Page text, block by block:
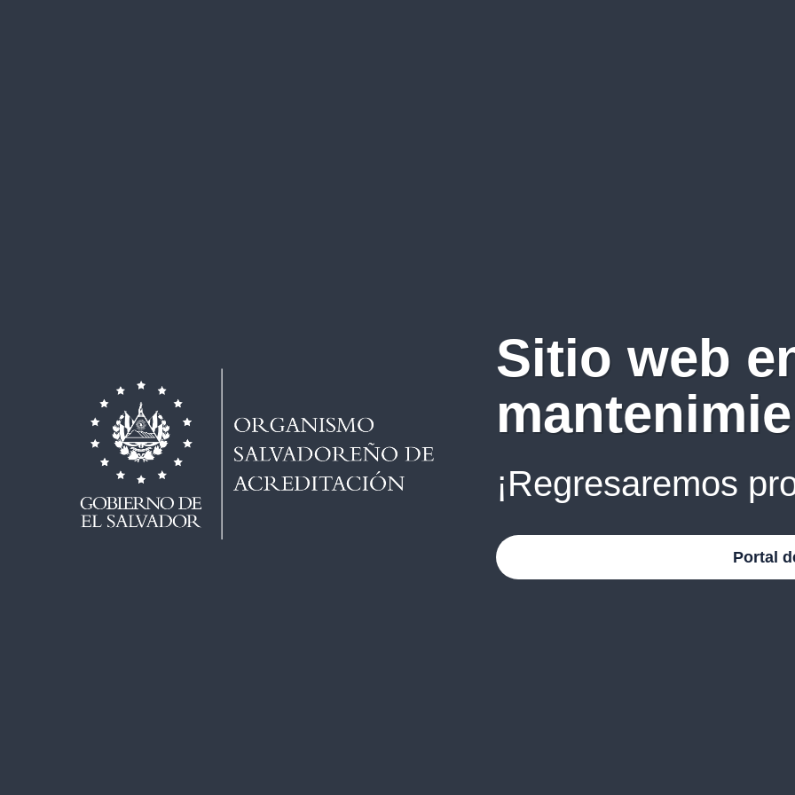
Sitio web
¡Regresaremos
Portal